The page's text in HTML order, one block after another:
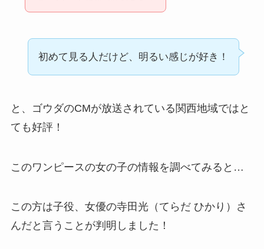
初めて見る人だけど、明るい感じが好き！
と、ゴウダのCMが放送されている関西地域ではと
ても好評！
このワンピースの女の子の情報を調べてみると…
この方は子役、女優の寺田光（てらだ ひかり）さ
んだと言うことが判明しました！